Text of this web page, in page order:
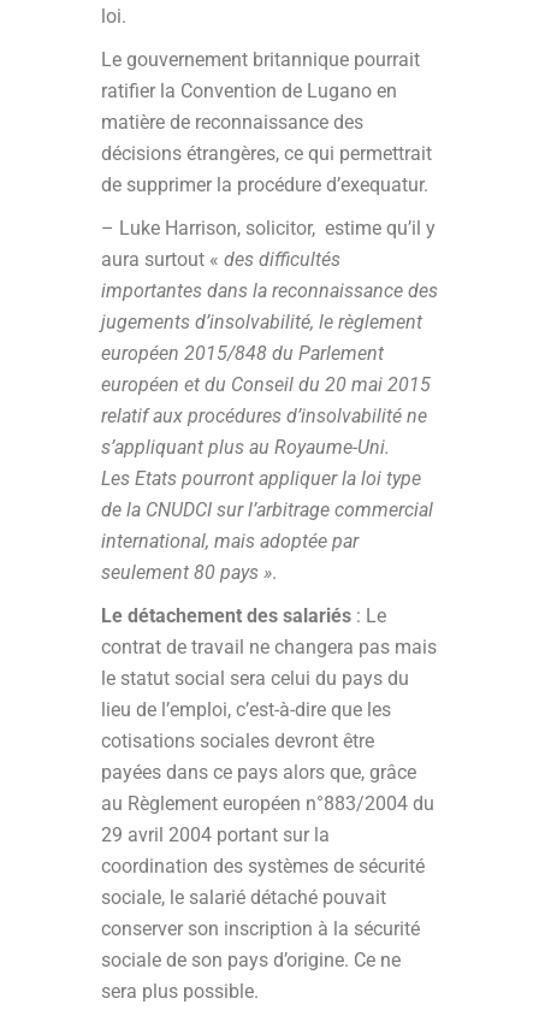
loi.
Le gouvernement britannique pourrait
ratifier la Convention de Lugano en
matière de reconnaissance des
décisions étrangères, ce qui permettrait
de supprimer la procédure d’exequatur.
– Luke Harrison, solicitor, estime qu’il y
aura surtout « des difficultés
importantes dans la reconnaissance des
jugements d’insolvabilité, le règlement
européen 2015/848 du Parlement
européen et du Conseil du 20 mai 2015
relatif aux procédures d’insolvabilité ne
s’appliquant plus au Royaume-Uni.
Les Etats pourront appliquer la loi type
de la CNUDCI sur l’arbitrage commercial
international, mais adoptée par
seulement 80 pays ».
Le détachement des salariés : Le
contrat de travail ne changera pas mais
le statut social sera celui du pays du
lieu de l’emploi, c’est-à-dire que les
cotisations sociales devront être
payées dans ce pays alors que, grâce
au Règlement européen n°883/2004 du
29 avril 2004 portant sur la
coordination des systèmes de sécurité
sociale, le salarié détaché pouvait
conserver son inscription à la sécurité
sociale de son pays d’origine. Ce ne
sera plus possible.